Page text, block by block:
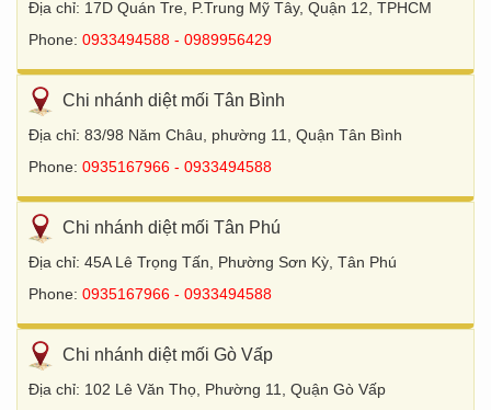
Địa chỉ: 17D Quán Tre, P.Trung Mỹ Tây, Quận 12, TPHCM
Phone: 0933494588 - 0989956429
Chi nhánh diệt mối Tân Bình
Địa chỉ: 83/98 Năm Châu, phường 11, Quận Tân Bình
Phone: 0935167966 - 0933494588
Chi nhánh diệt mối Tân Phú
Địa chỉ: 45A Lê Trọng Tấn, Phường Sơn Kỳ, Tân Phú
Phone: 0935167966 - 0933494588
Chi nhánh diệt mối Gò Vấp
Địa chỉ: 102 Lê Văn Thọ, Phường 11, Quận Gò Vấp